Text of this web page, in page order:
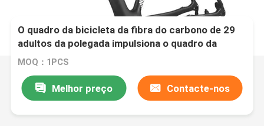
O quadro da bicicleta da fibra do carbono de 29
adultos da polegada impulsiona o quadro da
bicicleta de MTB
MOQ：1PCS
Melhor preço Contacte-nos